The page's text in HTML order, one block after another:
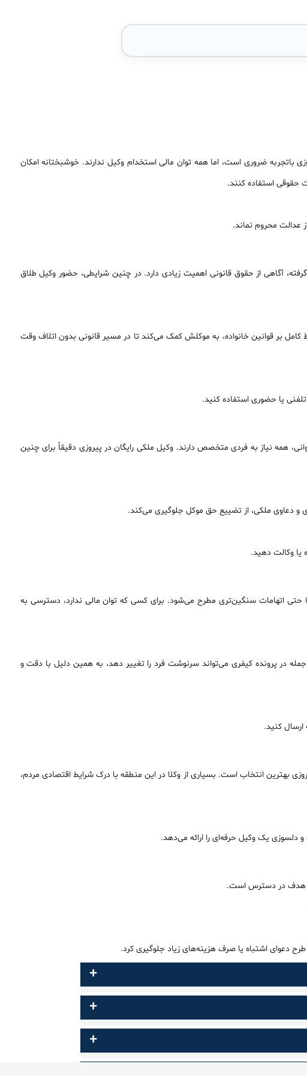
باتجربه ضروری است، اما همه توان مالی استخدام وکیل ندارند. خوشبختانه امکان
حقوقی استفاده کنند.
عدالت محروم نماند.
آگاهی از حقوق قانونی اهمیت زیادی دارد. در چنین شرایطی، حضور وکیل طلاق
کامل بر قوانین خانواده، به موکلش کمک می‌کند تا در مسیر قانونی بدون اتلاف وقت
تلفنی یا حضوری استفاده کنید.
همه نیاز به فردی متخصص دارند. وکیل ملکی رایگان در پیروزی دقیقاً برای چنین
و دعاوی ملکی، از تضییع حق موکل جلوگیری می‌کند.
یا وکالت دهید.
حتی اتهامات سنگین‌تری مطرح می‌شود. برای کسی که توان مالی ندارد، دسترسی به
در پرونده کیفری می‌تواند سرنوشت فرد را تغییر دهد، به همین دلیل با دقت و
ارسال کنید.
بهترین انتخاب است. بسیاری از وکلا در این منطقه با درک شرایط اقتصادی مردم،
و دلسوزی یک وکیل حرفه‌ای را ارائه می‌دهد.
هدف در دسترس است.
دعوای اشتباه یا صرف هزینه‌های زیاد جلوگیری کرد.
+
+
+